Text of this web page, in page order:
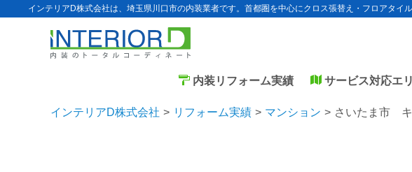
インテリアD株式会社は、埼玉県川口市の内装業者です。首都圏を中心にクロス張替え・フロアタイ
内装リフォーム実績 サービス対応エ
インテリアD株式会社 リフォーム実績 マンション さいたま市 キ